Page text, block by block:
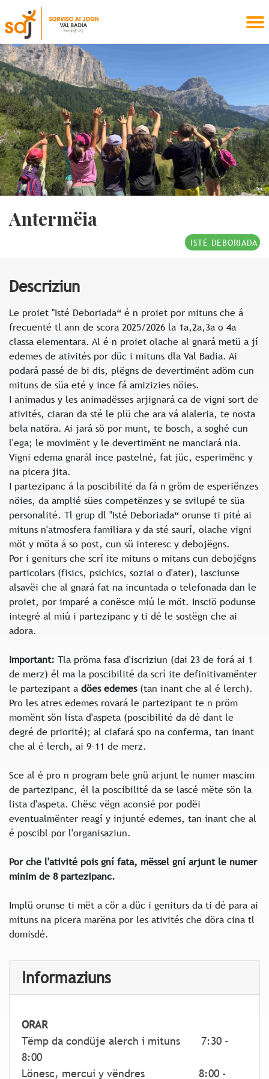
Antermëia
ISTÉ DEBORIADA
Descriziun
Le proiet "Isté Deboriada“ é n proiet por mituns che á
frecuenté tl ann de scora 2025/2026 la 1a,2a,3a o 4a
classa elementara. Al é n proiet olache al gnará metü a jí
edemes de ativités por düc i mituns dla Val Badia. Ai
podará passé de bi dis, plëgns de devertimënt adöm cun
mituns de süa eté y ince fá amizizies nöies.
I animadus y les animadësses arjignará ca de vigni sort de
ativités, ciaran da sté le plü che ara vá alaleria, te nosta
bela natöra. Ai jará sö por munt, te bosch, a soghé cun
l'ega; le movimënt y le devertimënt ne manciará nia.
Vigni edema gnarál ince pastelné, fat jüc, esperimënc y
na picera jita.
I partezipanc á la poscibilité da fá n gröm de esperiënzes
nöies, da amplié sües competënzes y se svilupé te süa
personalité. Tl grup dl "Isté Deboriada“ orunse ti pité ai
mituns n'atmosfera familiara y da sté saurí, olache vigni
möt y möta á so post, cun sü interesc y debojëgns.
Por i geniturs che scrí ite mituns o mitans cun debojëgns
particolars (fisics, psichics, soziai o d'ater), lasciunse
alsavëi che al gnará fat na incuntada o telefonada dan le
proiet, por imparé a conësce miú le möt. Insciö podunse
integré al miú i partezipanc y ti dé le sostëgn che ai
adora.
Important: Tla pröma fasa d'iscriziun (dai 23 de forá ai 1
de merz) él ma la poscibilité da scrí ite definitivamënter
le partezipant a döes edemes(tan inant che al é lerch).
Pro les atres edemes rovará le partezipant te n pröm
momënt sön lista d'aspeta (poscibilité da dé dant le
degré de priorité); al ciafará spo na conferma, tan inant
che al é lerch, ai 9-11 de merz.
Sce al é pro n program bele gnü arjunt le numer mascim
de partezipanc, él la poscibilité da se lascé mëte sön la
lista d'aspeta. Chësc vëgn aconsié por podëi
eventualmënter reagí y injunté edemes, tan inant che al
é poscibl por l'organisaziun.
Por che l'ativité pois gní fata, mëssel gní arjunt le numer
minim de 8 partezipanc.
Implü orunse ti mët a cör a düc i geniturs da ti dé para ai
mituns na picera marëna por les ativités che döra cina tl
domisdé.
Informaziuns
ORAR
Tëmp da condüje alerch i mituns 7:30 -
8:00
Lönesc, mercui y vëndres 8:00 -